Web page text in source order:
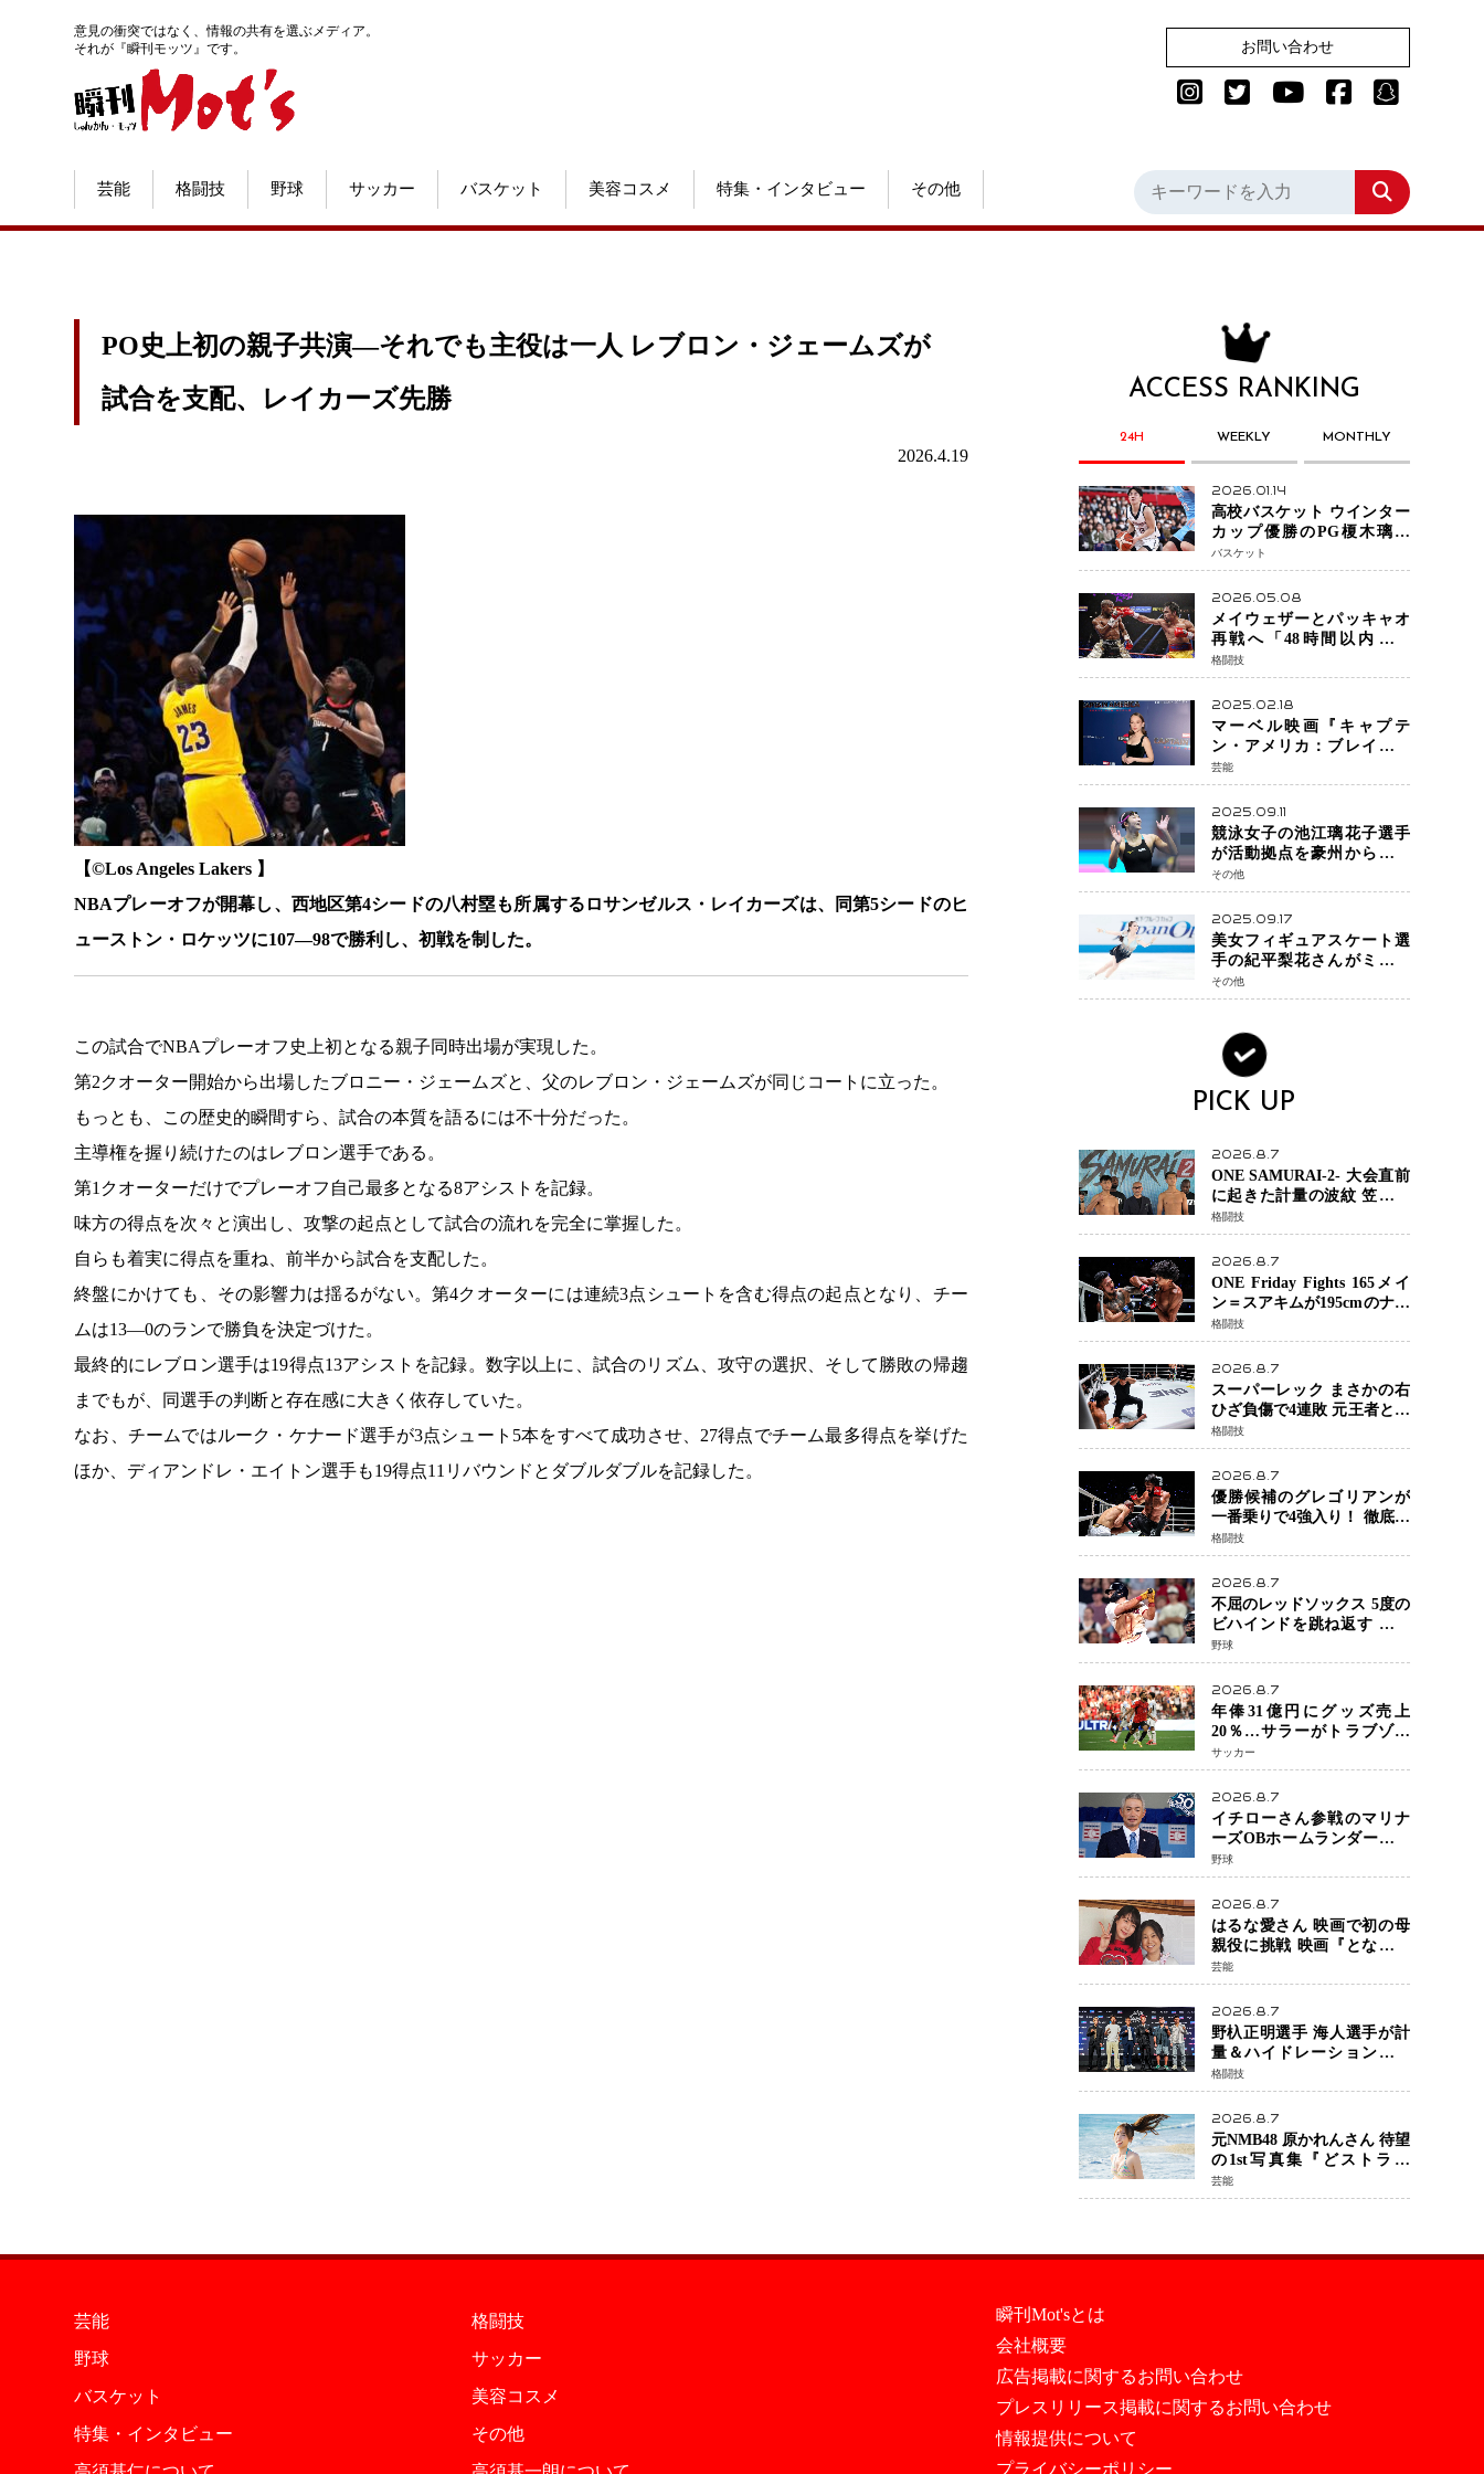
意見の衝突ではなく、情報の共有を選ぶメディア。
それが『瞬刊モッツ』です。
お問い合わせ
芸能 格闘技 野球 サッカー バスケット 美容コスメ 特集・インタビュー その他
PO史上初の親子共演―それでも主役は一人 レブロン・ジェームズが
試合を支配、レイカーズ先勝
2026.4.19
【©️Los Angeles Lakers 】
NBAプレーオフが開幕し、西地区第4シードの八村塁も所属するロサンゼルス・レイカーズは、同第5シードのヒ
ューストン・ロケッツに107―98で勝利し、初戦を制した。
この試合でNBAプレーオフ史上初となる親子同時出場が実現した。
第2クオーター開始から出場したブロニー・ジェームズと、父のレブロン・ジェームズが同じコートに立った。
もっとも、この歴史的瞬間すら、試合の本質を語るには不十分だった。
主導権を握り続けたのはレブロン選手である。
第1クオーターだけでプレーオフ自己最多となる8アシストを記録。
味方の得点を次々と演出し、攻撃の起点として試合の流れを完全に掌握した。
自らも着実に得点を重ね、前半から試合を支配した。
終盤にかけても、その影響力は揺るがない。第4クオーターには連続3点シュートを含む得点の起点となり、チー
ムは13―0のランで勝負を決定づけた。
最終的にレブロン選手は19得点13アシストを記録。数字以上に、試合のリズム、攻守の選択、そして勝敗の帰趨
までもが、同選手の判断と存在感に大きく依存していた。
なお、チームではルーク・ケナード選手が3点シュート5本をすべて成功させ、27得点でチーム最多得点を挙げた
ほか、ディアンドレ・エイトン選手も19得点11リバウンドとダブルダブルを記録した。
ACCESS RANKING
24H WEEKLY MONTHLY
2026.01.14
高校バスケット ウインター
カップ優勝のPG榎木璃旺
（えのき・りお）がプロの
現場へ―。
バスケット
2026.05.08
メイウェザーとパッキャオ
再戦へ「48時間以内に決
着」公式戦かエキシビショ
ンか混迷続く
格闘技
2025.02.18
マーベル映画『キャプテ
ン・アメリカ：ブレイブ・
ニュー・ワールド』 新ブラ
ック・ウィドウ役のシラ・
ハースとは！？
芸能
2025.09.11
競泳女子の池江璃花子選手
が活動拠点を豪州から日本
へ！ 豪州での挑戦を糧に、
28年ロサンゼルス五輪へ再
始動
その他
2025.09.17
美女フィギュアスケート選
手の紀平梨花さんがミラノ
五輪出場断念 中部選手権欠
場を発表「安全最優先の判
その他
PICK UP
2026.8.7
ONE SAMURAI-2- 大会直前
に起きた計量の波紋 笠原弘
希ら注目ファイターは契約
体重で決戦へ、山本歩夢と
平山諒選手戦は中止に
格闘技
2026.8.7
ONE Friday Fights 165メイ
ン＝スアキムが195cmのナビ
ル・アナンからダウン奪
取！猛反撃を耐え抜き判定
勝利、8連勝を達成
格闘技
2026.8.7
スーパーレック まさかの右
ひざ負傷で4連敗 元王者とし
て異例の苦境…「アクシデ
ント」でも消えない危険信
号
格闘技
2026.8.7
優勝候補のグレゴリアンが
一番乗りで4強入り！ 徹底し
たローキックでウスビャン
を攻略、判定勝利
格闘技
2026.8.7
不屈のレッドソックス 5度の
ビハインドを跳ね返す 延長
13回サヨナラ勝ち 吉田正尚
選手も2安打1打点で貢献 4得
点以上は驚異の28連勝
野球
2026.8.7
年俸31億円にグッズ売上
20％…サラーがトラブゾン
スポル加入 世界サッカーは
「五大リーグ一強」から新
時代へ
サッカー
2026.8.7
イチローさん参戦のマリナ
ーズOBホームランダービー
が無料生配信 北米ならで
はの“魅せる興行”に世界が
注目
野球
2026.8.7
はるな愛さん 映画で初の母
親役に挑戦 映画『となりの
とらんす少女ちゃん』11月7
日公開 未来の自分との対話
を描く注目作
芸能
2026.8.7
野杁正明選手 海人選手が計
量＆ハイドレーションテス
トをクリア「ONE
SAMURAI 2」決戦へ万全の
準備整う
格闘技
2026.8.7
元NMB48 原かれんさん 待望
の1st写真集『どストライ
ク』発売決定 バリで魅せる
25歳の新境地
芸能
芸能
格闘技
野球
サッカー
バスケット
美容コスメ
特集・インタビュー
その他
瞬刊Mot'sとは
会社概要
広告掲載に関するお問い合わせ
プレスリリース掲載に関するお問い合わせ
情報提供について
プライバシーポリシー